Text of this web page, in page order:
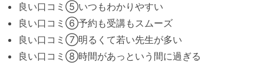
良い口コミ⑤いつもわかりやすい
良い口コミ⑥予約も受講もスムーズ
良い口コミ⑦明るくて若い先生が多い
良い口コミ⑧時間があっという間に過ぎる